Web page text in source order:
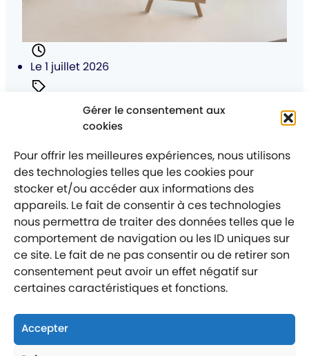
Gérer le consentement aux
cookies
Pour offrir les meilleures expériences, nous utilisons
des technologies telles que les cookies pour
stocker et/ou accéder aux informations des
appareils. Le fait de consentir à ces technologies
nous permettra de traiter des données telles que le
comportement de navigation ou les ID uniques sur
ce site. Le fait de ne pas consentir ou de retirer son
consentement peut avoir un effet négatif sur
certaines caractéristiques et fonctions.
Accepter
Posté
Le 1 juillet 2026
Ce qui se passe chez nous
Juin a rimé avec Santé et Bien-Être
au sein du Groupe Projex !
Mentions légales
Politique de confidentialité
Labellisé entreprise engagée